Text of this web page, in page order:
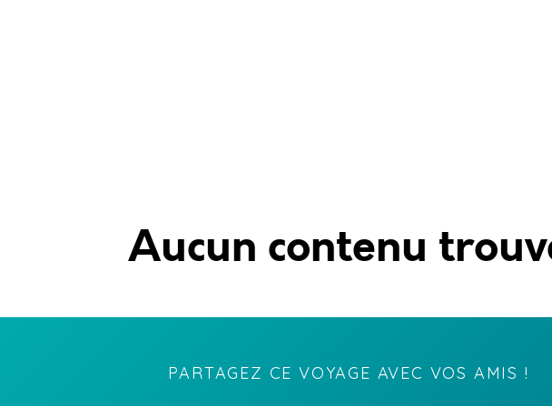
Aucun contenu
PARTAGEZ CE VOYAGE AVEC VOS AMIS !